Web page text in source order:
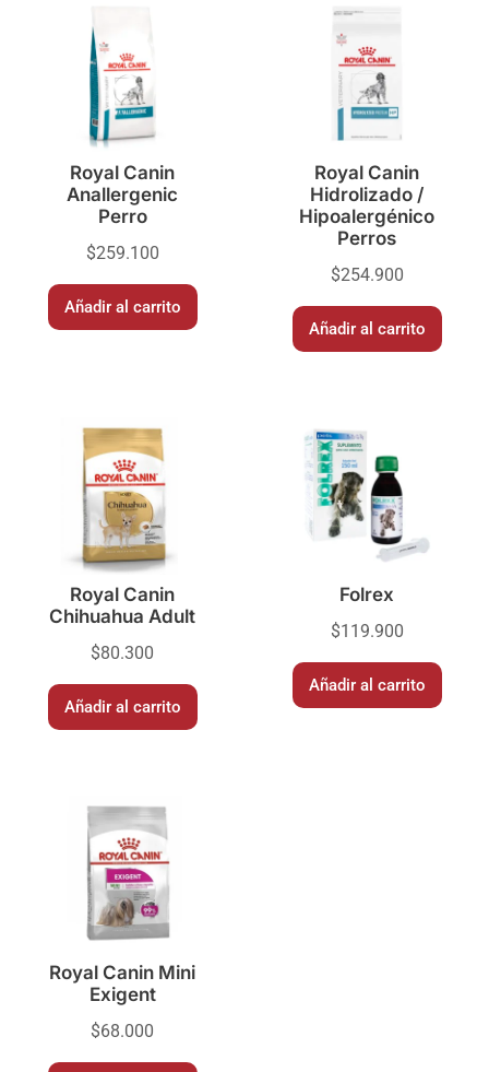
Royal Canin
Anallergenic
Perro
$259.100
Añadir al carrito
Royal Canin
Hidrolizado /
Hipoalergénico
Perros
$254.900
Añadir al carrito
Royal Canin
Chihuahua Adult
$80.300
Añadir al carrito
Folrex
$119.900
Añadir al carrito
Royal Canin Mini
Exigent
$68.000